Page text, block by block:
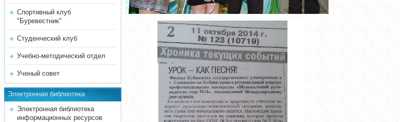
Спортивный клуб
"Буревестник"
Студенческий клуб
Учебно-методический отдел
Ученый совет
Электронная библиотека
Электронная библиотека
информационных ресурсов